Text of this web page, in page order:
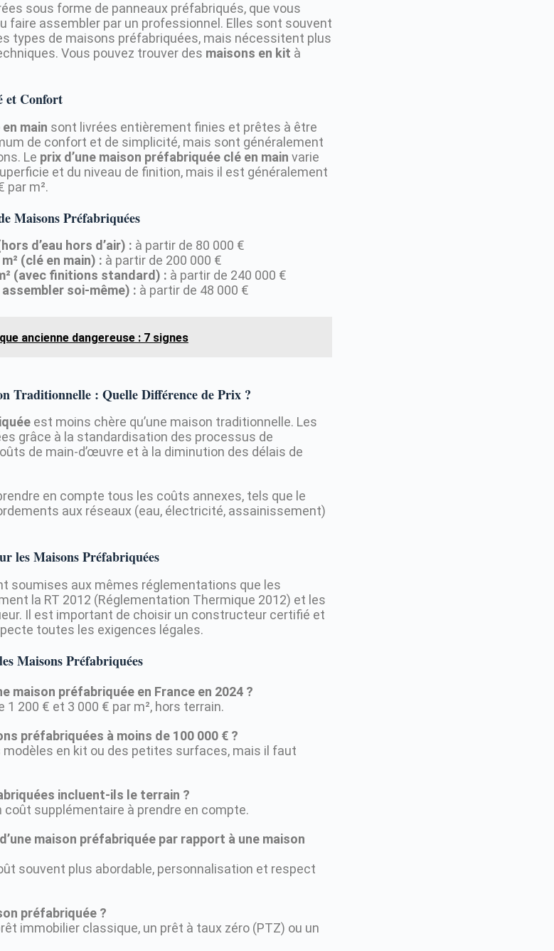
sous forme de panneaux préfabriqués, que vous
faire assembler par un professionnel. Elles sont souvent
types de maisons préfabriquées, mais nécessitent plus
Vous pouvez trouver des maisons en kit à
et Confort
main sont livrées entièrement finies et prêtes à être
de confort et de simplicité, mais sont généralement
Le prix d’une maison préfabriquée clé en main varie
et du niveau de finition, mais il est généralement
par m².
Maisons Préfabriquées
d’eau hors d’air) : à partir de 80 000 €
(clé en main) : à partir de 200 000 €
(avec finitions standard) : à partir de 240 000 €
soi-même) : à partir de 48 000 €
ancienne dangereuse : 7 signes
Traditionnelle : Quelle Différence de Prix ?
est moins chère qu’une maison traditionnelle. Les
grâce à la standardisation des processus de
de main-d’œuvre et à la diminution des délais de
en compte tous les coûts annexes, tels que le
aux réseaux (eau, électricité, assainissement)
les Maisons Préfabriquées
soumises aux mêmes réglementations que les
la RT 2012 (Réglementation Thermique 2012) et les
Il est important de choisir un constructeur certifié et
toutes les exigences légales.
Maisons Préfabriquées
maison préfabriquée en France en 2024 ?
1 200 € et 3 000 € par m², hors terrain.
préfabriquées à moins de 100 000 € ?
modèles en kit ou des petites surfaces, mais il faut
incluent-ils le terrain ?
coût supplémentaire à prendre en compte.
maison préfabriquée par rapport à une maison
souvent plus abordable, personnalisation et respect
préfabriquée ?
immobilier classique, un prêt à taux zéro (PTZ) ou un